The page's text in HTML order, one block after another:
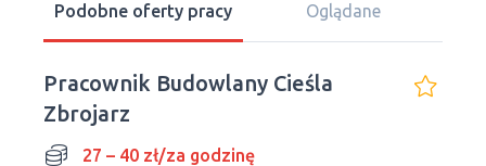
Podobne oferty pracy Oglądane
Pracownik Budowlany Cieśla
Zbrojarz
27 – 40 zł/za godzinę